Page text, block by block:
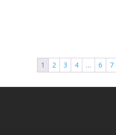
1 2 3 4 … 6 7